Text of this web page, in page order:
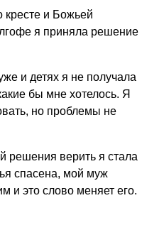
и Божьей
я приняла решение
и детях я не получала
бы мне хотелось. Я
но проблемы не
решения верить я стала
спасена, мой муж
и это слово меняет его.